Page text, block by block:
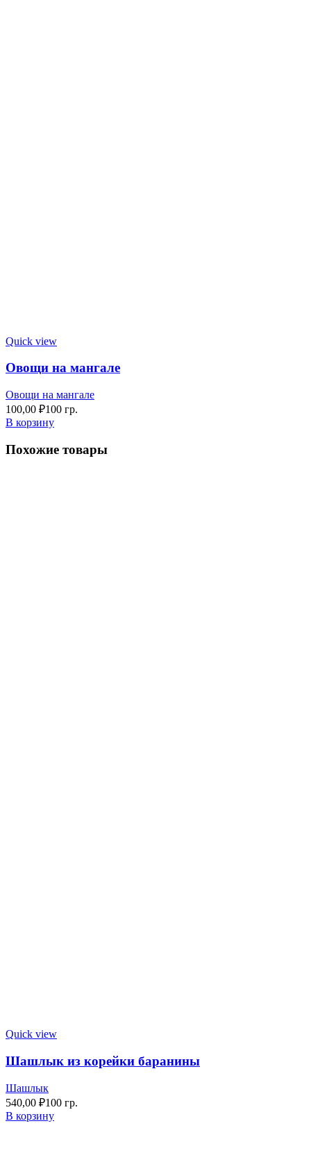
Quick view
Овощи на мангале
Овощи на мангале
100,00 ₽100 гр.
В корзину
Похожие товары
Quick view
Шашлык из корейки баранины
Шашлык
540,00 ₽100 гр.
В корзину